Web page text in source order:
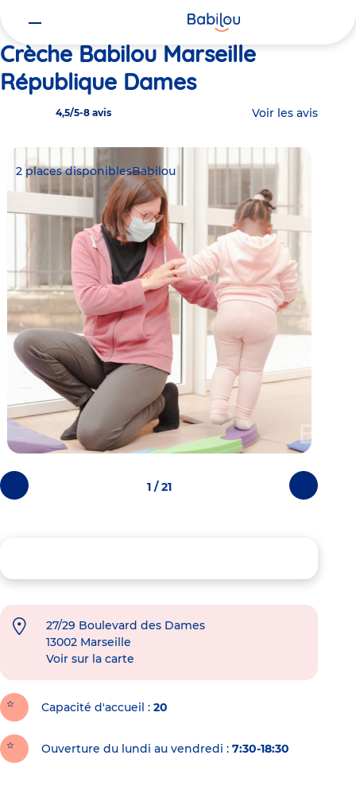
Crèche Babilou Marseille
République Dames
4,5/5-8 avis Voir les avis
Photos
précédentes
Photos
suivantes
2 places disponiblesBabilou
1 / 21
27/29 Boulevard des Dames
13002 Marseille
Voir sur la carte
Capacité d'accueil 20
Ouverture du lundi au vendredi : 7:30-18:30